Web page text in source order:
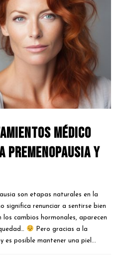
médico
y
son etapas naturales en la
significa renunciar a sentirse bien
los cambios hormonales, aparecen
Pero gracias a la
posible mantener una piel...